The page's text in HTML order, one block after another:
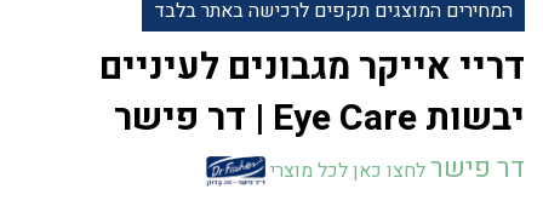
המחירים המוצגים תקפים לרכישה באתר בלבד
‎דריי‎ ‎אייקר‎ ‎מגבונים לעיניים
יבשות Eye Care | דר פישר
דר פישרלחצו כאן לכל מוצרי